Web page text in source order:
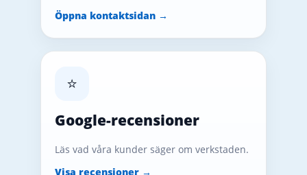
Öppna kontaktsidan →
⭐
Google-recensioner
Läs vad våra kunder säger om verkstaden.
Visa recensioner →